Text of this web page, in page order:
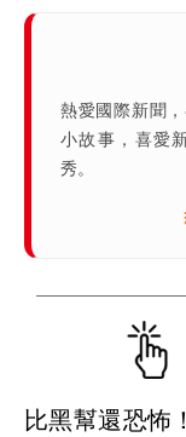
熱愛國際新聞
小故事，喜愛
秀。